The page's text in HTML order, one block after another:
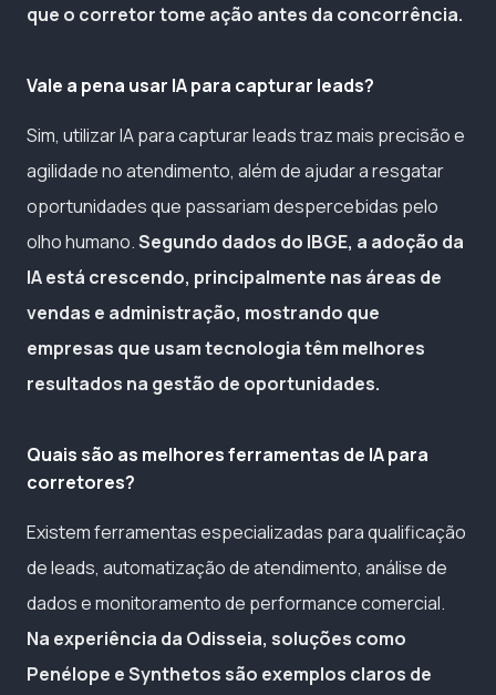
que o corretor tome ação antes da concorrência.
Vale a pena usar IA para capturar leads?
Sim, utilizar IA para capturar leads traz mais precisão e
agilidade no atendimento, além de ajudar a resgatar
oportunidades que passariam despercebidas pelo
olho humano.Segundo dados do IBGE, a adoção da
IA está crescendo, principalmente nas áreas de
vendas e administração, mostrando que
empresas que usam tecnologia têm melhores
resultados na gestão de oportunidades.
Quais são as melhores ferramentas de IA para
corretores?
Existem ferramentas especializadas para qualificação
de leads, automatização de atendimento, análise de
dados e monitoramento de performance comercial.
Na experiência da Odisseia, soluções como
Penélope e Synthetos são exemplos claros de